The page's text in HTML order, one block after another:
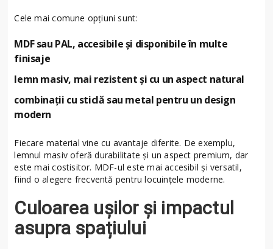
Cele mai comune opțiuni sunt:
MDF sau PAL, accesibile și disponibile în multe
finisaje
lemn masiv, mai rezistent și cu un aspect natural
combinații cu sticlă sau metal pentru un design
modern
Fiecare material vine cu avantaje diferite. De exemplu,
lemnul masiv oferă durabilitate și un aspect premium, dar
este mai costisitor. MDF-ul este mai accesibil și versatil,
fiind o alegere frecventă pentru locuințele moderne.
Culoarea ușilor și impactul
asupra spațiului